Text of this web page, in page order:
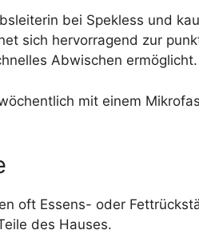
bei Spekless und
sich hervorragend zur
Abwischen ermöglicht.
mit einem
oft Essens- oder
des Hauses.